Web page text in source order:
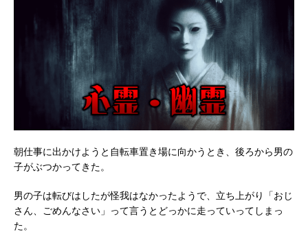
朝仕事に出かけようと自転車置き場に向かうとき、後ろから男の
子がぶつかってきた。
男の子は転びはしたが怪我はなかったようで、立ち上がり「おじ
さん、ごめんなさい」って言うとどっかに走っていってしまっ
た。